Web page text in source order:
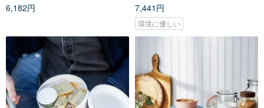
6,182円
7,441円
環境に優しい